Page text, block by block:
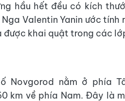
hầu hết đều có kích
Valentin Yanin ước
được khai quật trong các
Novgorod nằm ở phía
km về phía Nam. Đây là